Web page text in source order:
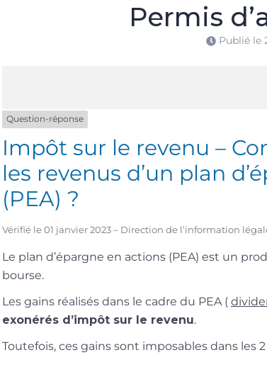
Permis
Publié le
Question-réponse
Impôt sur le revenu –
les revenus d’un plan
(PEA) ?
Vérifié le 01 janvier 2023 – Direction de l’information
Le plan d’épargne en actions (PEA) est un
bourse.
Les gains réalisés dans le cadre du PEA (
exonérés d’impôt sur le revenu.
Toutefois, ces gains sont imposables dans les